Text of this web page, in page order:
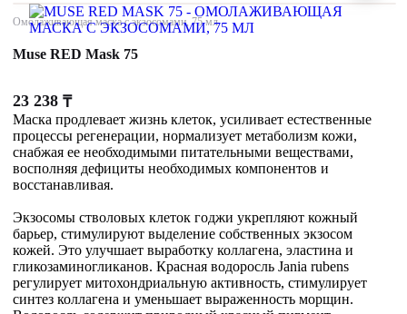
Омолаживающая маска с экзосомами, 75 мл
Muse RED Mask 75
23 238 ₸
Маска продлевает жизнь клеток, усиливает естественные
процессы регенерации, нормализует метаболизм кожи,
снабжая ее необходимыми питательными веществами,
восполняя дефициты необходимых компонентов и
восстанавливая.
Экзосомы стволовых клеток годжи укрепляют кожный
барьер, стимулируют выделение собственных экзосом
кожей. Это улучшает выработку коллагена, эластина и
гликозаминогликанов. Красная водоросль Jania rubens
регулирует митохондриальную активность, стимулирует
синтез коллагена и уменьшает выраженность морщин.